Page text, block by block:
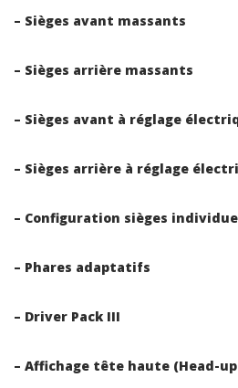
– Sièges avant massants
– Sièges arrière massants
– Sièges avant à réglage
– Sièges arrière à réglage
– Configuration sièges
– Phares adaptatifs
– Driver Pack III
– Affichage tête haute (Head-